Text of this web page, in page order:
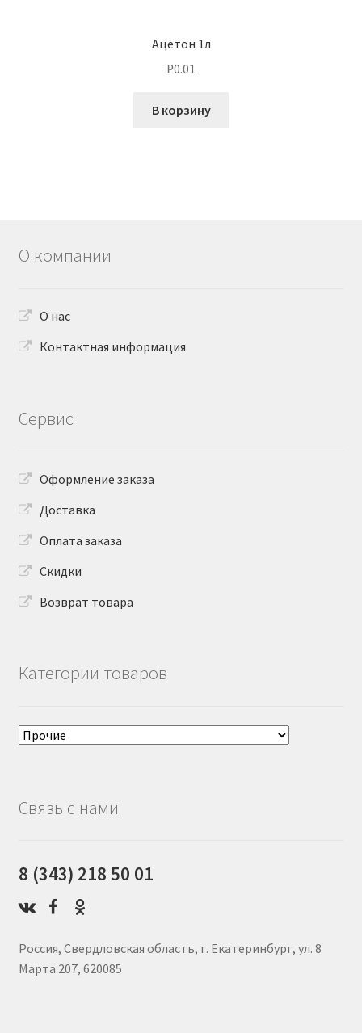
Ацетон 1л
Р0.01
В корзину
О компании
О нас
Контактная информация
Сервис
Оформление заказа
Доставка
Оплата заказа
Скидки
Возврат товара
Категории товаров
Связь с нами
8 (343) 218 50 01
Россия, Свердловская область, г. Екатеринбург, ул. 8
Марта 207, 620085